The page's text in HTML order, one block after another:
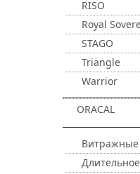
RISO
Royal
STAGO
Triangle
Warrior
ORACAL
Витражные